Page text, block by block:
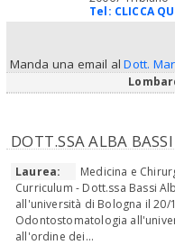
Tel: CLICCA
Manda una email alDott.
DOTT.SSA ALBA BASSI
Laurea:
Medicina e
Curriculum - Dott.ssa Bassi
all'università di Bologna il 20/
Odontostomatologia
all'ordine dei...